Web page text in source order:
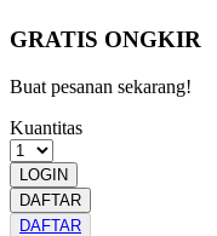
GRATIS ONGKIR
Buat pesanan sekarang!
Kuantitas
LOGIN
DAFTAR
DAFTAR